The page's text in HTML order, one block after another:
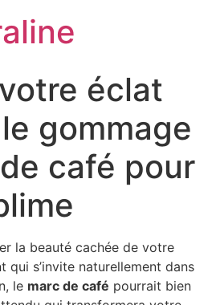
éclat
gommage
café pour
la beauté cachée de votre
qui s’invite naturellement dans
le marc de café pourrait bien